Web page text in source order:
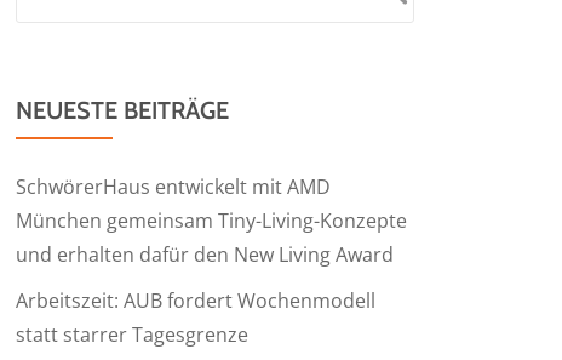
NEUESTE BEITRÄGE
SchwörerHaus entwickelt mit AMD
München gemeinsam Tiny-Living-Konzepte
und erhalten dafür den New Living Award
Arbeitszeit: AUB fordert Wochenmodell
statt starrer Tagesgrenze